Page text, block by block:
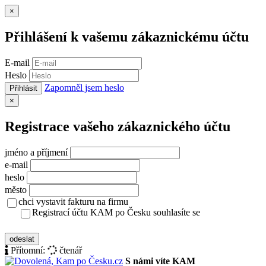
×
Přihlášení k vašemu zákaznickému účtu
E-mail
Heslo
Přihlásit Zapomněl jsem heslo
×
Registrace vašeho zákaznického účtu
jméno a příjmení
e-mail
heslo
město
chci vystavit fakturu na firmu
Registrací účtu KAM po Česku souhlasíte se
odeslat
Přítomní:
čtenář
S námi víte KAM